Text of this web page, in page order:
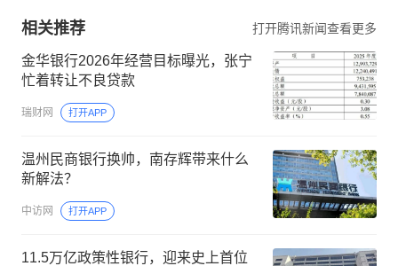
相关推荐 打开腾讯新闻查看更多
金华银行2026年经营目标曝光，张宁
忙着转让不良贷款
瑞财网 打开APP
温州民商银行换帅，南存辉带来什么
新解法？
中访网 打开APP
11.5万亿政策性银行，迎来史上首位